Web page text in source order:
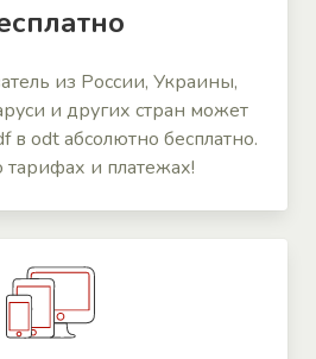
из России, Украины,
и других стран может
в odt абсолютно бесплатно.
тарифах и платежах!